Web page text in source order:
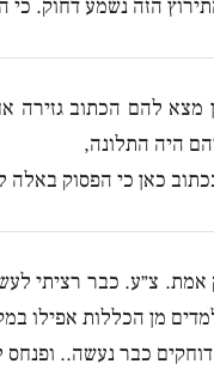
הזה נשמע דחוק. כי
מצא להם הכתוב גזירה
היה התלונה,
כאן כי הפסוק
אמת. צ״ע. כבר רציתי
מן הכללות אפילו
כבר נעשה.. ופנחס